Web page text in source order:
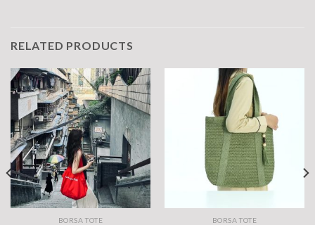
RELATED PRODUCTS
BORSA TOTE BORSA TOTE